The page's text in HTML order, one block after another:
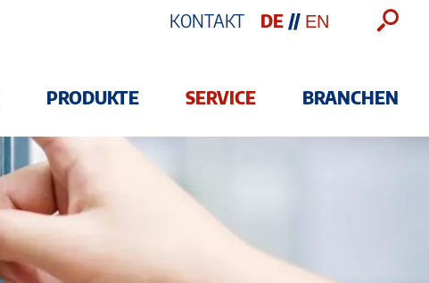
PRODUKTE SERVICE BRANCHEN
KONTAKT